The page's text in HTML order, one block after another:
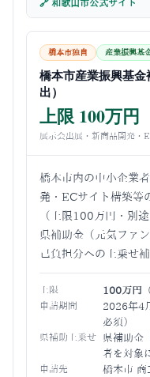
🔗 和歌山市公式サイト
橋本市独自 産業振興基
橋本市産業振興基
出）
上限 100万円
展示会出展・新商品開発・
橋本市内の中小企業
発・ECサイト構築等
（上限100万円・別
県補助金（元気ファ
己負担分への上乗せ補
上限 100万円
申請期間
2026年4
必須）
県補助上乗せ
県補助金
者を対象
申請先 橋本市 商